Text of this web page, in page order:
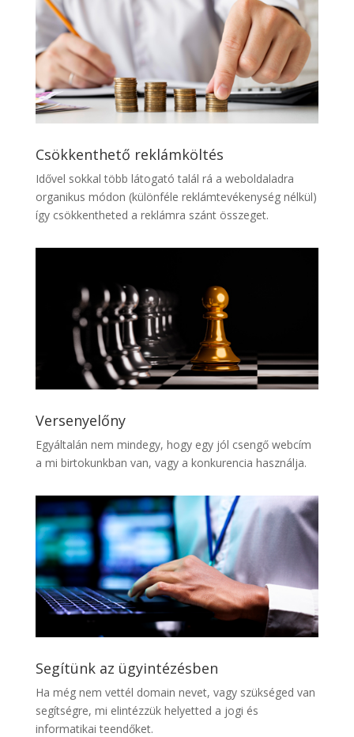
Csökkenthető reklámköltés
Idővel sokkal több látogató talál rá a weboldaladra
organikus módon (különféle reklámtevékenység nélkül)
így csökkentheted a reklámra szánt összeget.
Versenyelőny
Egyáltalán nem mindegy, hogy egy jól csengő webcím
a mi birtokunkban van, vagy a konkurencia használja.
Segítünk az ügyintézésben
Ha még nem vettél domain nevet, vagy szükséged van
segítségre, mi elintézzük helyetted a jogi és
informatikai teendőket.